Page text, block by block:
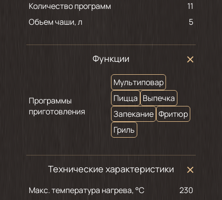
Количество программ
11
Объем чаши, л
5
Функции
Программы
приготовления
Мультиповар
Пицца Выпечка
Запекание Фритюр
Гриль
Технические характеристики
Макс. температура нагрева, °С
230